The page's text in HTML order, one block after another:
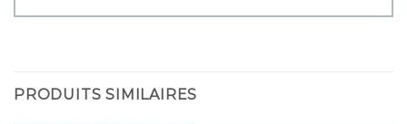
PRODUITS SIMILAIRES